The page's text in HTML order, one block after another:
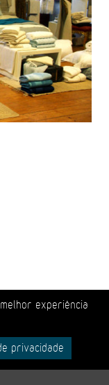
experiência
privacidade